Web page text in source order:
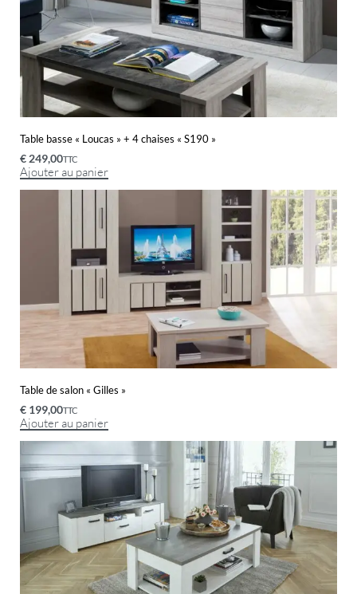
Table basse « Loucas » + 4 chaises « S190 »
€ 249,00TTC
Ajouter au panier
Table de salon « Gilles »
€ 199,00TTC
Ajouter au panier